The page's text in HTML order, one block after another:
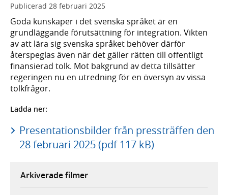
Publicerad 28 februari 2025
Goda kunskaper i det svenska språket är en
grundläggande förutsättning för integration. Vikten
av att lära sig svenska språket behöver därför
återspeglas även när det gäller rätten till offentligt
finansierad tolk. Mot bakgrund av detta tillsätter
regeringen nu en utredning för en översyn av vissa
tolkfrågor.
Ladda ner:
Presentationsbilder från pressträffen den
28 februari 2025 (pdf 117 kB)
Arkiverade filmer